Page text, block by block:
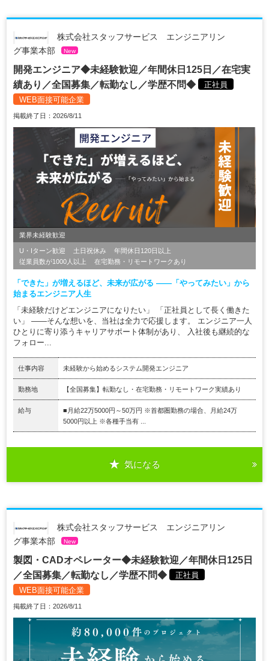
株式会社スタッフサービス エンジニアリン
グ事業本部
New
開発エンジニア◆未経験歓迎／年間休日125日／在宅実
績あり／全国募集／転勤なし／学歴不問◆
正社員
WEB面接可能企業
掲載終了日：2026/8/11
業界未経験歓迎
U・Iターン歓迎 土日祝休み
年間休日120日以上
従業員数が1000人以上
在宅勤務・リモートワークあり
「できた」が増えるほど、未来が広がる ――「やってみたい」から
始まるエンジニア人生
「未経験だけどエンジニアになりたい」 「正社員として長く働きた
い」 ――そんな想いを、当社は全力で応援します。 エンジニア一人
ひとりに寄り添うキャリアサポート体制があり、 入社後も継続的な
フォロー...
仕事内容 未経験から始めるシステム開発エンジニア
勤務地 【全国募集】転勤なし・在宅勤務・リモートワーク実績あり
給与
■月給22万5000円～50万円 ※首都圏勤務の場合、月給24万
5000円以上 ※各種手当有 ...
気になる
株式会社スタッフサービス エンジニアリン
グ事業本部
New
製図・CADオペレーター◆未経験歓迎／年間休日125日
／全国募集／転勤なし／学歴不問◆
正社員
WEB面接可能企業
掲載終了日：2026/8/11